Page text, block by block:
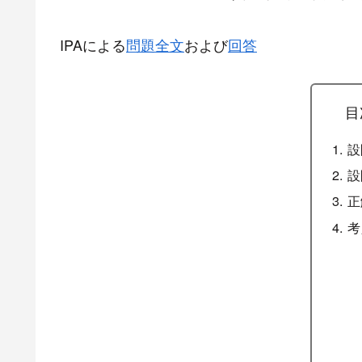
IPAによる問題全文および回答